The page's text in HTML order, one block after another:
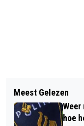
VIVA LA
KOELERE ME
EERSTE
ZUIDWOLDE
Meest Gelezen
hoe